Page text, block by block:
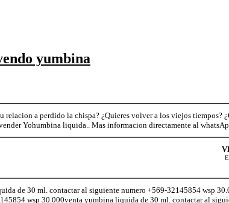
yumbina
relacion a perdido la chispa? ¿Quieres volver a los viejos tiempos?
Yohumbina liquida.. Mas informacion directamente al
de 30 ml. contactar al siguiente numero +569-32145854 wsp
wsp 30.000venta yumbina liquida de 30 ml. contactar al